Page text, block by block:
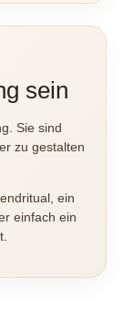
sein
Sie sind
zu gestalten
ein
einfach ein